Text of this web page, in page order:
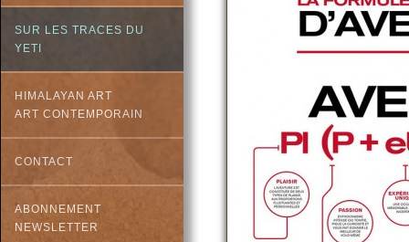
SUR LES TRACES DU
YETI
HIMALAYAN ART
ART CONTEMPORAIN
CONTACT
ABONNEMENT
NEWSLETTER